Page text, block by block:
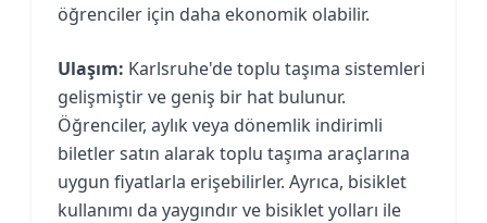
öğrenciler için daha ekonomik olabilir.
Ulaşım: Karlsruhe'de toplu taşıma sistemleri
gelişmiştir ve geniş bir hat bulunur.
Öğrenciler, aylık veya dönemlik indirimli
biletler satın alarak toplu taşıma araçlarına
uygun fiyatlarla erişebilirler. Ayrıca, bisiklet
kullanımı da yaygındır ve bisiklet yolları ile